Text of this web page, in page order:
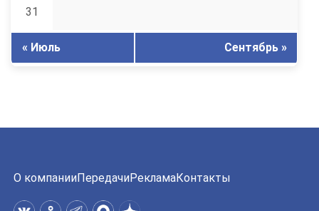
31
« Июль Сентябрь »
О компанииПередачиРекламаКонтакты